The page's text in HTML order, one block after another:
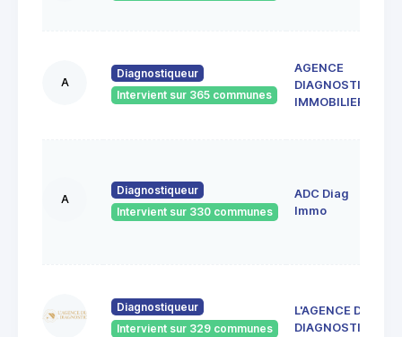
A
Diagnostiqueur
Intervient sur 365 communes
AGENCE
DIAGNOSTIC
IMMOBILIER
A
Diagnostiqueur
Intervient sur 330 communes
ADC Diag
Immo
Diagnostiqueur
Intervient sur 329 communes
L'AGENCE DU
DIAGNOSTIC